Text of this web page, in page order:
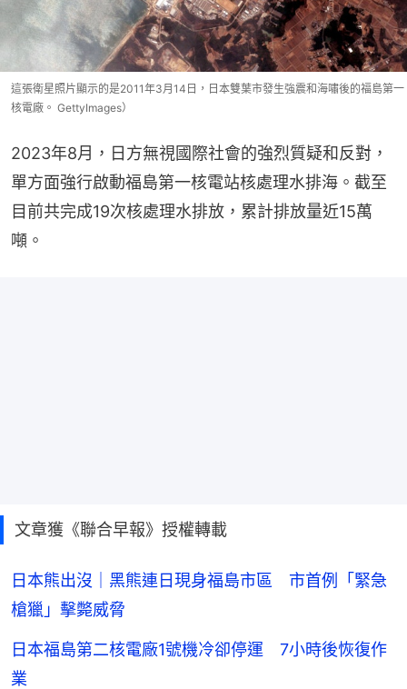
這張衛星照片顯示的是2011年3月14日，日本雙葉市發生強震和海嘯後的福島第一
核電廠。 GettyImages）
2023年8月，日方無視國際社會的強烈質疑和反對，
單方面強行啟動福島第一核電站核處理水排海。截至
目前共完成19次核處理水排放，累計排放量近15萬
噸。
文章獲《聯合早報》授權轉載
日本熊出沒｜黑熊連日現身福島市區 市首例「緊急
槍獵」擊斃威脅
日本福島第二核電廠1號機冷卻停運 7小時後恢復作
業